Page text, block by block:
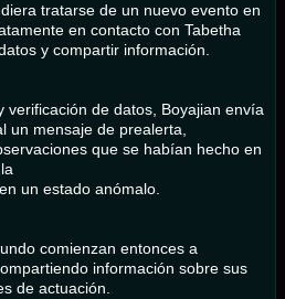
tratarse de un nuevo evento en
en contacto con Tabetha
y compartir información.
verificación de datos, Boyajian envía
un mensaje de prealerta,
que se habían hecho en
un estado anómalo.
comienzan entonces a
información sobre sus
de actuación.